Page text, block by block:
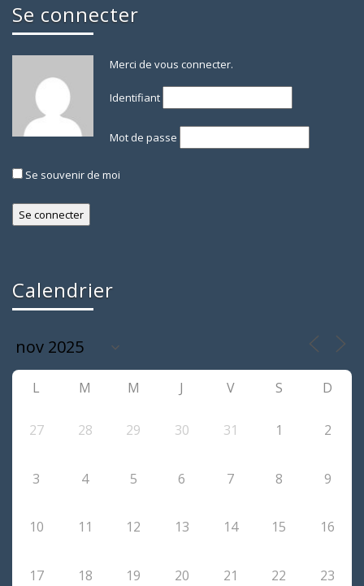
Se connecter
Merci de vous connecter.
Identifiant
Mot de passe
Se souvenir de moi
Calendrier
L M M J V S D
27 28 29 30 31 1 2
3 4 5 6 7 8 9
10 11 12 13 14 15 16
17 18 19 20 21 22 23